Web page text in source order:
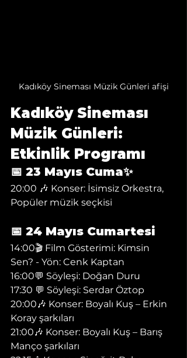
Kadıköy Sineması Müzik Günleri afişi
Kadıköy Sineması
Müzik Günleri:
Etkinlik Programı
📅 23 Mayıs Cuma✨
20:00 🎶 Konser: İsimsiz Orkestra,
Popüler müzik seçkisi
📅 24 Mayıs Cumartesi
14:00🎬 Film Gösterimi: Kimsin
Sen? - Yön: Cenk Kaptan
16:00💬 Söyleşi: Doğan Duru
17:30 💬 Söyleşi: Serdar Öztop
20:00🎶 Konser: Boyalı Kuş – Erkin
Koray şarkıları
21:00🎶 Konser: Boyalı Kuş – Barış
Manço şarkıları